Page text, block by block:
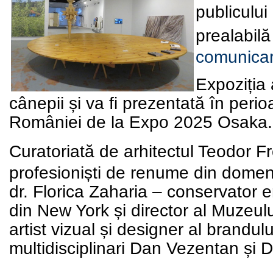
cânepii și va fi prezentată în
României de la Expo 2025 Osaka.
Curatoriată de arhitectul Teodor
profesioniști de renume din
dr. Florica Zaharia – conservator
din New York și director al
artist vizual și designer al
multidisciplinari Dan Vezentan și